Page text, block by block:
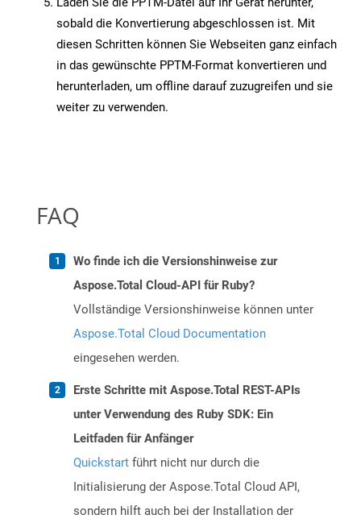
sobald die Konvertierung abgeschlossen ist. Mit
diesen Schritten können Sie Webseiten ganz einfach
in das gewünschte PPTM-Format konvertieren und
herunterladen, um offline darauf zuzugreifen und sie
weiter zu verwenden.
FAQ
Wo finde ich die Versionshinweise zur
Aspose.Total Cloud-API für Ruby?
Vollständige Versionshinweise können unter
Aspose.Total Cloud Documentation
eingesehen werden.
Erste Schritte mit Aspose.Total REST-APIs
unter Verwendung des Ruby SDK: Ein
Leitfaden für Anfänger
Quickstart führt nicht nur durch die
Initialisierung der Aspose.Total Cloud API,
sondern hilft auch bei der Installation der